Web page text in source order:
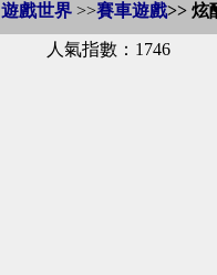
遊戲世界 >>賽車遊戲>> 炫
人氣指數：1746